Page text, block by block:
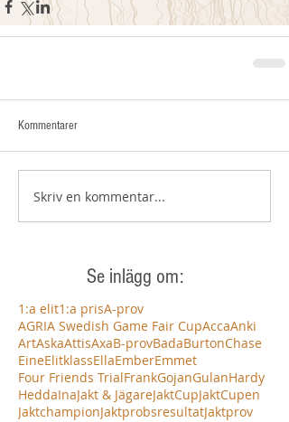
Kommentarer
Skriv en kommentar...
Se inlägg om:
1:a elit1:a prisA-prov
AGRIA Swedish Game Fair CupAccaAnki
ArtAskaAttisAxaB-provBadaBurtonChase
EineElitklassEllaEmberEmmet
Four Friends TrialFrankGojanGulanHardy
HeddaInaJakt & JägareJaktCupJaktCupen
JaktchampionJaktprobsresultatJaktprov